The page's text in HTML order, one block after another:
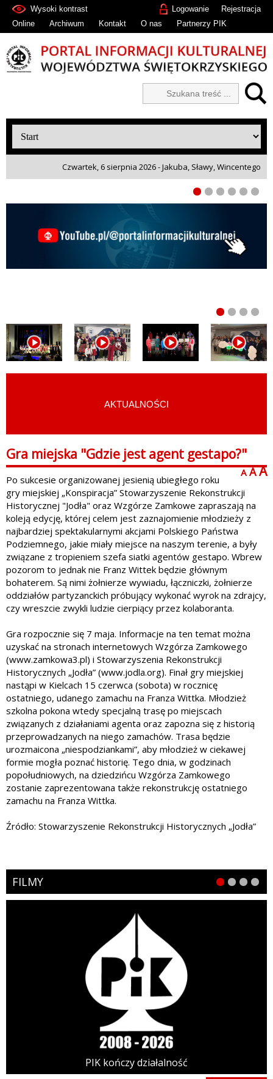
Rejestracja
Logowanie
Wysoki kontrast
Online
Archiwum Kontakt O nas Partnerzy PIK
Czwartek, 6 sierpnia 2026 - Jakuba, Sławy, Wincentego
AKTUALNOŚCI
Gra miejska "Gdzie jest agent gestapo?"
A A A
Po sukcesie organizowanej jesienią ubiegłego roku
gry miejskiej „Konspiracja” Stowarzyszenie Rekonstrukcji
Historycznej "Jodła" oraz Wzgórze Zamkowe zapraszają na
koleją edycję, której celem jest zaznajomienie młodzieży z
najbardziej spektakularnymi akcjami Polskiego Państwa
Podziemnego, jakie miały miejsce na naszym terenie, a były
związane z tropieniem szefa siatki agentów gestapo. Wbrew
pozorom to jednak nie Franz Wittek będzie głównym
bohaterem. Są nimi żołnierze wywiadu, łączniczki, żołnierze
oddziałów partyzanckich próbujący wykonać wyrok na zdrajcy,
czy wreszcie zwykli ludzie cierpiący przez kolaboranta.
Gra rozpocznie się 7 maja. Informacje na ten temat można
uzyskać na stronach internetowych Wzgórza Zamkowego
(www.zamkowa3.pl) i Stowarzyszenia Rekonstrukcji
Historycznych „Jodła” (www.jodla.org). Finał gry miejskiej
nastąpi w Kielcach 15 czerwca (sobota) w rocznicę
ostatniego, udanego zamachu na Franza Wittka. Młodzież
szkolna pokona wtedy specjalną trasę po miejscach
związanych z działaniami agenta oraz zapozna się z historią
przeprowadzanych na niego zamachów. Trasa będzie
urozmaicona „niespodziankami”, aby młodzież w ciekawej
formie mogła poznać historię. Tego dnia, w godzinach
popołudniowych, na dziedzińcu Wzgórza Zamkowego
zostanie zaprezentowana także rekonstrukcję ostatniego
zamachu na Franza Wittka.
Źródło: Stowarzyszenie Rekonstrukcji Historycznych „Jodła”
FILMY
PIK kończy działalność